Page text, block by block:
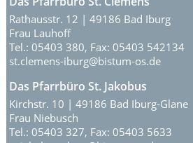
Rathausstr. 12 | 49186 Bad Iburg
Frau Lauhoff
Tel.: 05403 380, Fax: 05403 542134
st.clemens-iburg@bistum-os.de
Das Pfarrbüro St. Jakobus
Kirchstr. 10 | 49186 Bad Iburg-Glane
Frau Niebusch
Tel.: 05403 327, Fax: 05403 5633